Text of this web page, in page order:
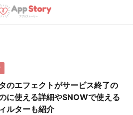
のエフェクトがサービス終了の
に使える詳細やSNOWで使える
ルターも紹介